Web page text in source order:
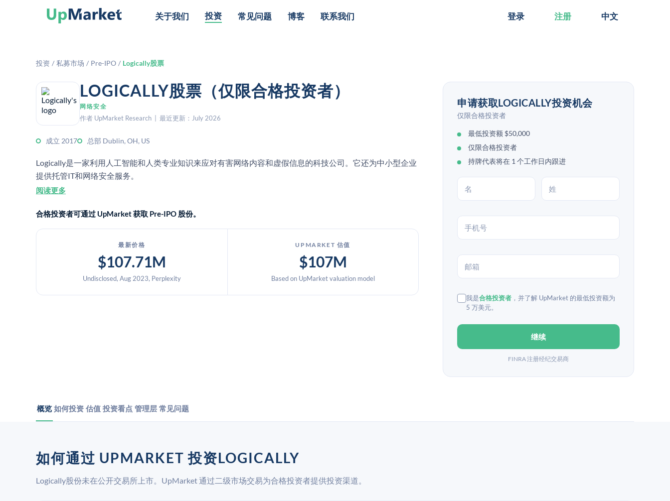
关于我们 投资 常见问题 博客 联系我们 登录 注册 中文
投资 / 私募市场 / Pre-IPO / Logically股票
LOGICALLY股票（仅限合格投资者）
网络安全
作者 UpMarket Research | 最近更新：July 2026
成立 2017 总部 Dublin, OH, US
Logically是一家利用人工智能和人类专业知识来应对有害网络内容和虚假信息的科技公司。它还为中小型企业
提供托管IT和网络安全服务。
阅读更多
合格投资者可通过 UpMarket 获取 Pre-IPO 股份。
最新价格
$107.71M
Undisclosed, Aug 2023, Perplexity
UPMARKET 估值
$107M
Based on UpMarket valuation model
申请获取LOGICALLY投资机会
仅限合格投资者
最低投资额 $50,000
仅限合格投资者
持牌代表将在 1 个工作日内跟进
我是合格投资者 ，并了解 UpMarket 的最低投资额为
5 万美元。
继续
FINRA 注册经纪交易商
概览 如何投资 估值 投资看点 管理层 常见问题
如何通过 UPMARKET 投资LOGICALLY
Logically股份未在公开交易所上市。UpMarket 通过二级市场交易为合格投资者提供投资渠道。